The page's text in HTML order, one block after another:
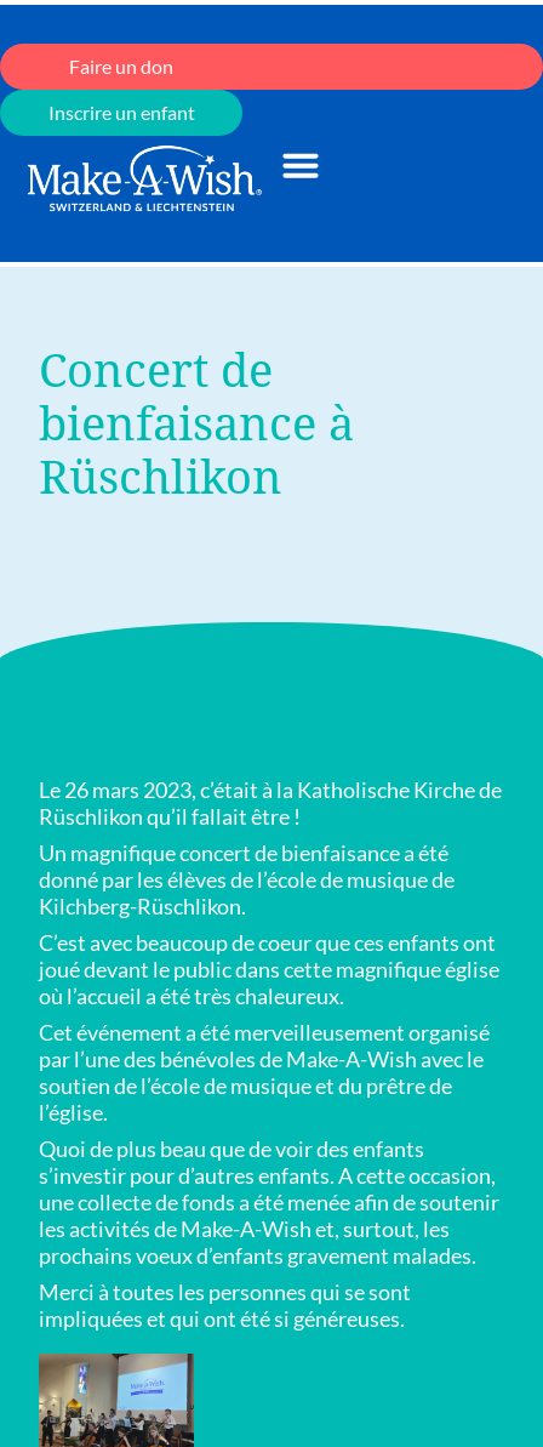
Faire un don
Inscrire un enfant
Concert de
bienfaisance à
Rüschlikon
Le 26 mars 2023, c’était à la Katholische Kirche de
Rüschlikon qu’il fallait être !
Un magnifique concert de bienfaisance a été
donné par les élèves de l’école de musique de
Kilchberg-Rüschlikon.
C’est avec beaucoup de coeur que ces enfants ont
joué devant le public dans cette magnifique église
où l’accueil a été très chaleureux.
Cet événement a été merveilleusement organisé
par l’une des bénévoles de Make-A-Wish avec le
soutien de l’école de musique et du prêtre de
l’église.
Quoi de plus beau que de voir des enfants
s’investir pour d’autres enfants. A cette occasion,
une collecte de fonds a été menée afin de soutenir
les activités de Make-A-Wish et, surtout, les
prochains voeux d’enfants gravement malades.
Merci à toutes les personnes qui se sont
impliquées et qui ont été si généreuses.